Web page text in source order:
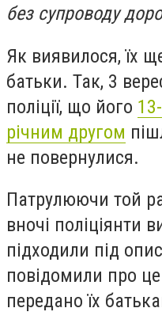
без супроводу
Як виявилося, їх
батьки. Так, 3
поліції, що його
річним другом
не повернулися.
Патрулюючи той
вночі поліціянти
підходили під
повідомили про
передано їх